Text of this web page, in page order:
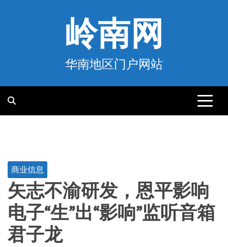
岭南网
华南地区门户网站
商业信息
矢志不渝研发，恩平影响
电子“生”出“影响”监听音箱
君子龙